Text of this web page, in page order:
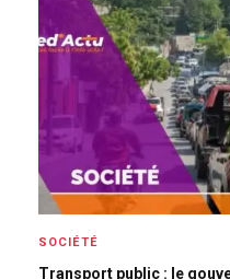
SOCIÉTÉ
Transport public : le